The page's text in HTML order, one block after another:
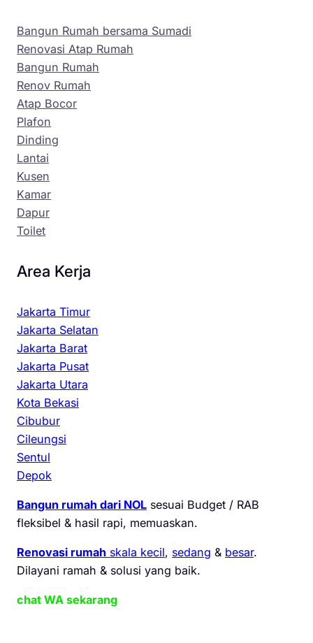
Bangun Rumah bersama Sumadi
Renovasi Atap Rumah
Bangun Rumah
Renov Rumah
Atap Bocor
Plafon
Dinding
Lantai
Kusen
Kamar
Dapur
Toilet
Area Kerja
Jakarta Timur
Jakarta Selatan
Jakarta Barat
Jakarta Pusat
Jakarta Utara
Kota Bekasi
Cibubur
Cileungsi
Sentul
Depok
Bangun rumah dari NOL sesuai Budget / RAB
fleksibel & hasil rapi, memuaskan.
Renovasi rumah skala kecil, sedang & besar.
Dilayani ramah & solusi yang baik.
chat WA sekarang